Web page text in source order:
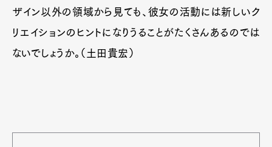
ザイン以外の領域から見ても、彼女の活動には新しいク
リエイションのヒントになりうることがたくさんあるのでは
ないでしょうか。（土田貴宏）